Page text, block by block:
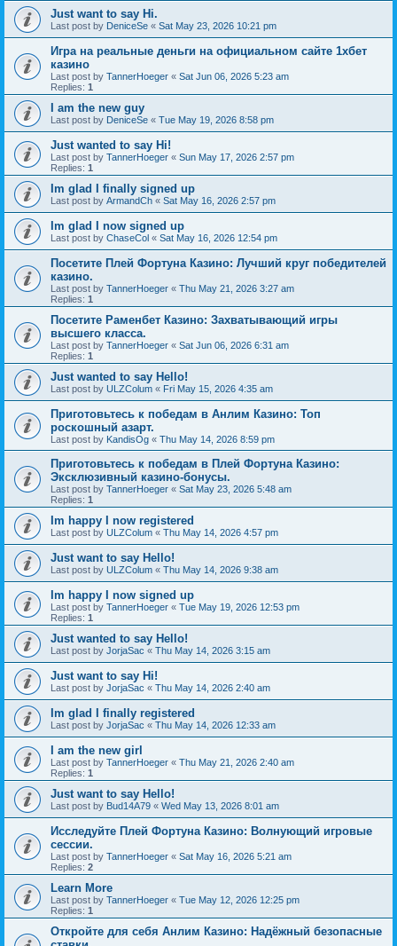
Just want to say Hi.
Last post by DeniceSe « Sat May 23, 2026 10:21 pm
Игра на реальные деньги на официальном сайте 1хбет
казино
Last post by TannerHoeger « Sat Jun 06, 2026 5:23 am
Replies: 1
I am the new guy
Last post by DeniceSe « Tue May 19, 2026 8:58 pm
Just wanted to say Hi!
Last post by TannerHoeger « Sun May 17, 2026 2:57 pm
Replies: 1
Im glad I finally signed up
Last post by ArmandCh « Sat May 16, 2026 2:57 pm
Im glad I now signed up
Last post by ChaseCol « Sat May 16, 2026 12:54 pm
Посетите Плей Фортуна Казино: Лучший круг победителей
казино.
Last post by TannerHoeger « Thu May 21, 2026 3:27 am
Replies: 1
Посетите Раменбет Казино: Захватывающий игры
высшего класса.
Last post by TannerHoeger « Sat Jun 06, 2026 6:31 am
Replies: 1
Just wanted to say Hello!
Last post by ULZColum « Fri May 15, 2026 4:35 am
Приготовьтесь к победам в Анлим Казино: Топ
роскошный азарт.
Last post by KandisOg « Thu May 14, 2026 8:59 pm
Приготовьтесь к победам в Плей Фортуна Казино:
Эксклюзивный казино-бонусы.
Last post by TannerHoeger « Sat May 23, 2026 5:48 am
Replies: 1
Im happy I now registered
Last post by ULZColum « Thu May 14, 2026 4:57 pm
Just want to say Hello!
Last post by ULZColum « Thu May 14, 2026 9:38 am
Im happy I now signed up
Last post by TannerHoeger « Tue May 19, 2026 12:53 pm
Replies: 1
Just wanted to say Hello!
Last post by JorjaSac « Thu May 14, 2026 3:15 am
Just want to say Hi!
Last post by JorjaSac « Thu May 14, 2026 2:40 am
Im glad I finally registered
Last post by JorjaSac « Thu May 14, 2026 12:33 am
I am the new girl
Last post by TannerHoeger « Thu May 21, 2026 2:40 am
Replies: 1
Just want to say Hello!
Last post by Bud14A79 « Wed May 13, 2026 8:01 am
Исследуйте Плей Фортуна Казино: Волнующий игровые
сессии.
Last post by TannerHoeger « Sat May 16, 2026 5:21 am
Replies: 2
Learn More
Last post by TannerHoeger « Tue May 12, 2026 12:25 pm
Replies: 1
Откройте для себя Анлим Казино: Надёжный безопасные